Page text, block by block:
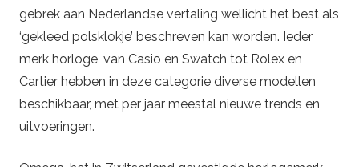
gebrek aan Nederlandse vertaling wellicht het best als
‘gekleed polsklokje’ beschreven kan worden. Ieder
merk horloge, van Casio en Swatch tot Rolex en
Cartier hebben in deze categorie diverse modellen
beschikbaar, met per jaar meestal nieuwe trends en
uitvoeringen.